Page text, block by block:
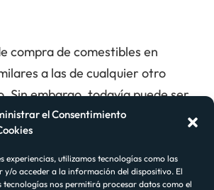
el Consentimiento
experiencias, utilizamos tecnologías como las
y/o acceder a la información del dispositivo. El
tecnologías nos permitirá procesar datos como el
compra de comestibles en
a las de cualquier otro
Sin embargo, todavía puede ser
en un nuevo país, ya que te
violando alguna regla social
un carrito para ciertos artículos
equivocada. Por todas estas